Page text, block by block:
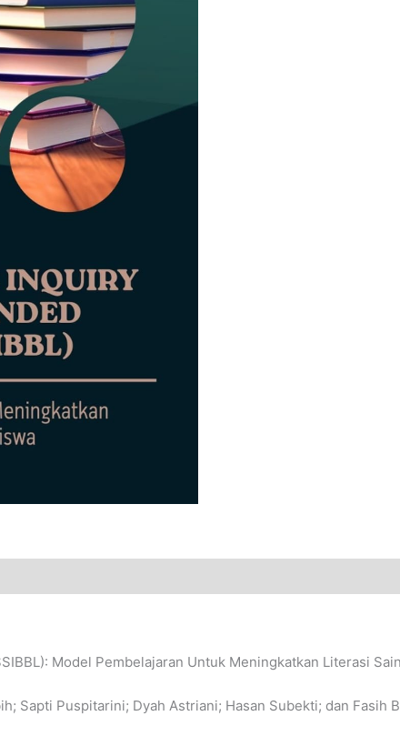
Model Pembelajaran Untuk Meningkatkan Literasi
Sapti Puspitarini; Dyah Astriani; Hasan Subekti; dan Fasih